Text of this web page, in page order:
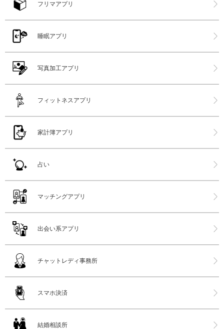
フリマアプリ
睡眠アプリ
写真加工アプリ
フィットネスアプリ
家計簿アプリ
占い
マッチングアプリ
出会い系アプリ
チャットレディ事務所
スマホ決済
結婚相談所